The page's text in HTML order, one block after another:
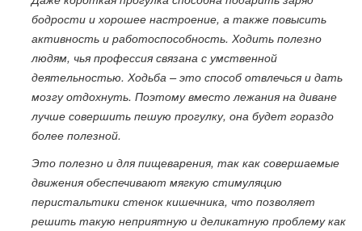
бодрости и хорошее настроение, а также повысить
активность и работоспособность. Ходить полезно
людям, чья профессия связана с умственной
деятельностью. Ходьба – это способ отвлечься и дать
мозгу отдохнуть. Поэтому вместо лежания на диване
лучше совершить пешую прогулку, она будет гораздо
более полезной.
Это полезно и для пищеварения, так как совершаемые
движения обеспечивают мягкую стимуляцию
перистальтики стенок кишечника, что позволяет
решить такую неприятную и деликатную проблему как